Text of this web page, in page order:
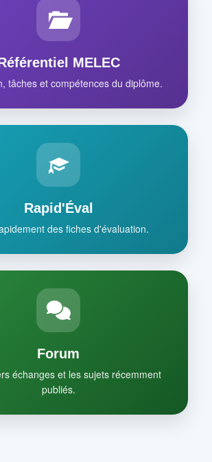
MELEC
tâches et compétences du diplôme.
Rapid'Éval
des fiches d'évaluation.
Forum
échanges et les sujets récemment
publiés.